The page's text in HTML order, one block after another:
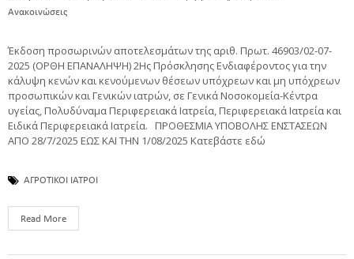
Ανακοινώσεις
Έκδοση προσωρινών αποτελεσμάτων της αριθ. Πρωτ. 46903/02-07-
2025 (ΟΡΘΗ ΕΠΑΝΑΛΗΨΗ) 2Ης Πρόσκλησης Ενδιαφέροντος για την
κάλυψη κενών και κενούμενων θέσεων υπόχρεων και μη υπόχρεων
προσωπικών και Γενικών ιατρών, σε Γενικά Νοσοκομεία-Κέντρα
υγείας, Πολυδύναμα Περιφερειακά Ιατρεία, Περιφερειακά Ιατρεία και
Ειδικά Περιφερειακά Ιατρεία. ΠΡΟΘΕΣΜΙΑ ΥΠΟΒΟΛΗΣ ΕΝΣΤΑΣΕΩΝ
ΑΠΟ 28/7/2025 ΕΩΣ ΚΑΙ ΤΗΝ 1/08/2025 Κατεβάστε εδώ
ΑΓΡΟΤΙΚΟΙ ΙΑΤΡΟΙ
Read More